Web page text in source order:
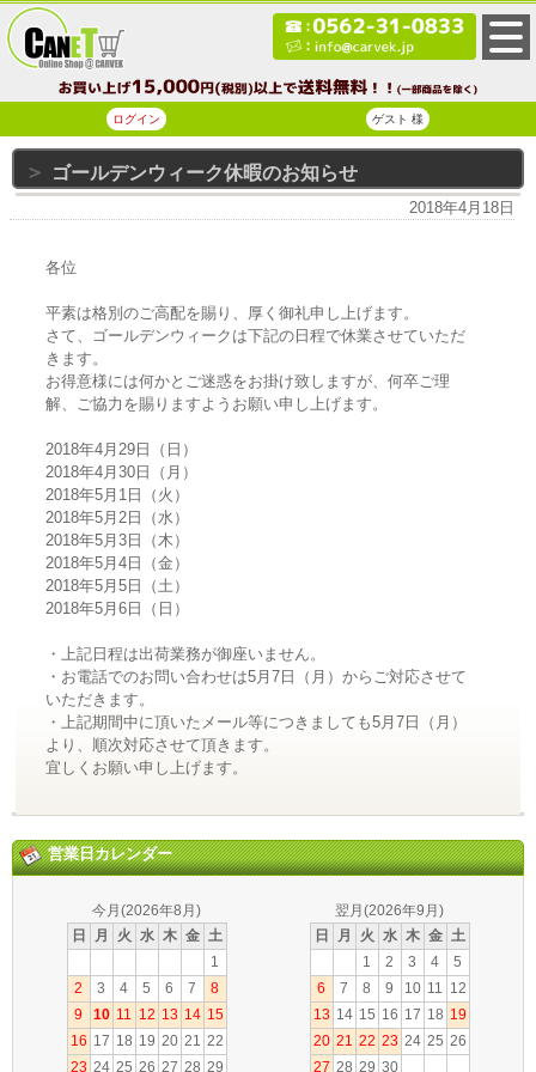
ログイン ゲスト 様
ゴールデンウィーク休暇のお知らせ
2018年4月18日
各位
平素は格別のご高配を賜り、厚く御礼申し上げます。
さて、ゴールデンウィークは下記の日程で休業させていただ
きます。
お得意様には何かとご迷惑をお掛け致しますが、何卒ご理
解、ご協力を賜りますようお願い申し上げます。
2018年4月29日（日）
2018年4月30日（月）
2018年5月1日（火）
2018年5月2日（水）
2018年5月3日（木）
2018年5月4日（金）
2018年5月5日（土）
2018年5月6日（日）
・上記日程は出荷業務が御座いません。
・お電話でのお問い合わせは5月7日（月）からご対応させて
いただきます。
・上記期間中に頂いたメール等につきましても5月7日（月）
より、順次対応させて頂きます。
宜しくお願い申し上げます。
営業日カレンダー
今月(2026年8月)
日
月 火 水 木 金 土
1
2
3 4 5 6 7
8
9
10 11 12 13 14 15
16 17 18 19 20 21 22
23 24 25 26 27 28 29
翌月(2026年9月)
日
月 火 水 木 金 土
1
2 3 4
5
6
7 8 9 10 11 12
13 14 15 16 17 18 19
20 21 22 23 24 25 26
27 28 29 30